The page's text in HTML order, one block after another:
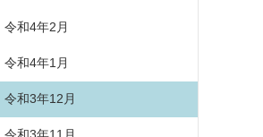
令和4年2月
令和4年1月
令和3年12月